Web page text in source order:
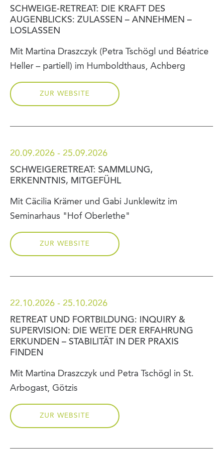
SCHWEIGE-RETREAT: DIE KRAFT DES
AUGENBLICKS: ZULASSEN – ANNEHMEN –
LOSLASSEN
Mit Martina Draszczyk (Petra Tschögl und Béatrice
Heller – partiell) im Humboldthaus, Achberg
ZUR WEBSITE
20.09.2026 - 25.09.2026
SCHWEIGERETREAT: SAMMLUNG,
ERKENNTNIS, MITGEFÜHL
Mit Cäcilia Krämer und Gabi Junklewitz im
Seminarhaus "Hof Oberlethe"
ZUR WEBSITE
22.10.2026 - 25.10.2026
RETREAT UND FORTBILDUNG: INQUIRY &
SUPERVISION: DIE WEITE DER ERFAHRUNG
ERKUNDEN – STABILITÄT IN DER PRAXIS
FINDEN
Mit Martina Draszczyk und Petra Tschögl in St.
Arbogast, Götzis
ZUR WEBSITE